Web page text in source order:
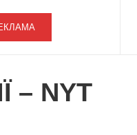
– NYT